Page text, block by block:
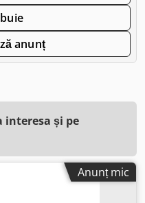
anunț
interesa și pe
Anunț mic